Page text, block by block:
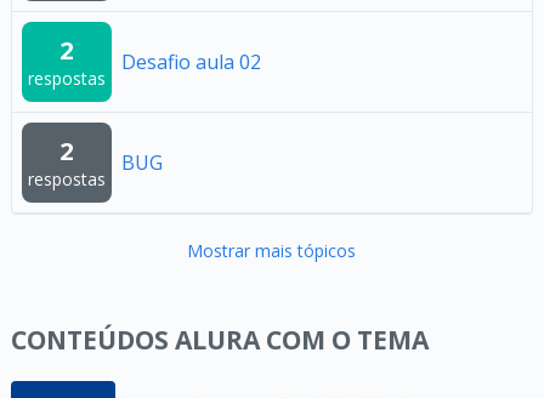
2
respostas
Desafio aula 02
2
respostas
BUG
Mostrar mais tópicos
CONTEÚDOS ALURA COM O TEMA